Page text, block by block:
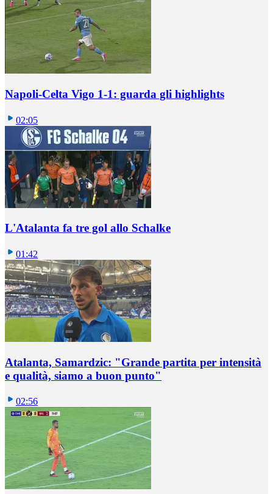
Napoli-Celta Vigo 1-1: guarda gli highlights
02:05
L'Atalanta fa tre gol allo Schalke
01:42
Atalanta, Samardzic: "Grande partita per intensità
e qualità, siamo a buon punto"
02:56